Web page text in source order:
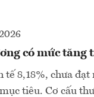
có mức tăng
8,18%, chưa
tiêu. Cơ cấu